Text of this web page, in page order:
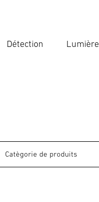
Détection Lumière
Catègorie de produits